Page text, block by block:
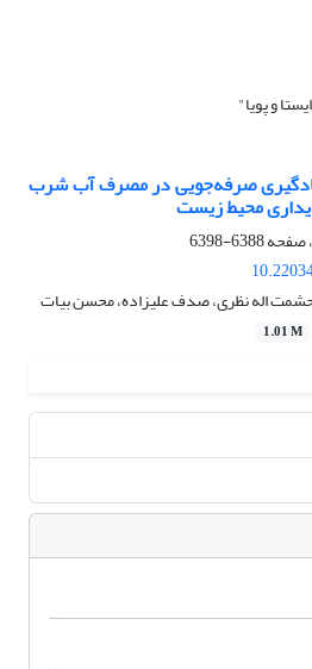
و پویا"
یادگیری صرفه‌جویی در مصرف آب شرب
6388-6398
اله نظری، صدف علیزاده، محسن بیات
1.01 M